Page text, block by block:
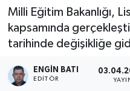
Milli Eğitim Bakanlığı,
kapsamında
tarihinde değişikliğe
ENGIN BATI
EDITÖR